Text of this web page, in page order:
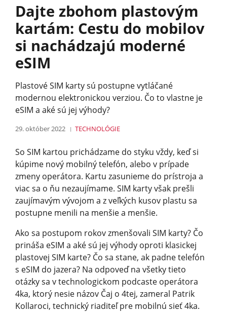
Dajte zbohom plastovým
kartám: Cestu do mobilov
si nachádzajú moderné
eSIM
Plastové SIM karty sú postupne vytláčané
modernou elektronickou verziou. Čo to vlastne je
eSIM a aké sú jej výhody?
29. október 2022 TECHNOLÓGIE
So SIM kartou prichádzame do styku vždy, keď si
kúpime nový mobilný telefón, alebo v prípade
zmeny operátora. Kartu zasunieme do prístroja a
viac sa o ňu nezaujímame. SIM karty však prešli
zaujímavým vývojom a z veľkých kusov plastu sa
postupne menili na menšie a menšie.
Ako sa postupom rokov zmenšovali SIM karty? Čo
prináša eSIM a aké sú jej výhody oproti klasickej
plastovej SIM karte? Čo sa stane, ak padne telefón
s eSIM do jazera? Na odpoveď na všetky tieto
otázky sa v technologickom podcaste operátora
4ka, ktorý nesie názov Čaj o 4tej, zameral Patrik
Kollaroci, technický riaditeľ pre mobilnú sieť 4ka.